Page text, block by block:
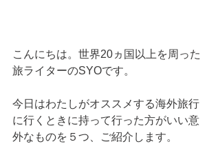
こんにちは。世界20ヵ国以上を周った
旅ライターのSYOです。
今日はわたしがオススメする海外旅行
に行くときに持って行った方がいい意
外なものを５つ、ご紹介します。